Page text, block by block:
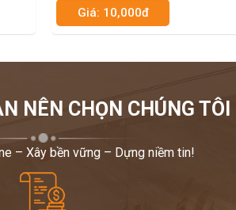
NÊN CHỌN CHÚNG TÔI
– Xây bền vững – Dựng niềm tin!